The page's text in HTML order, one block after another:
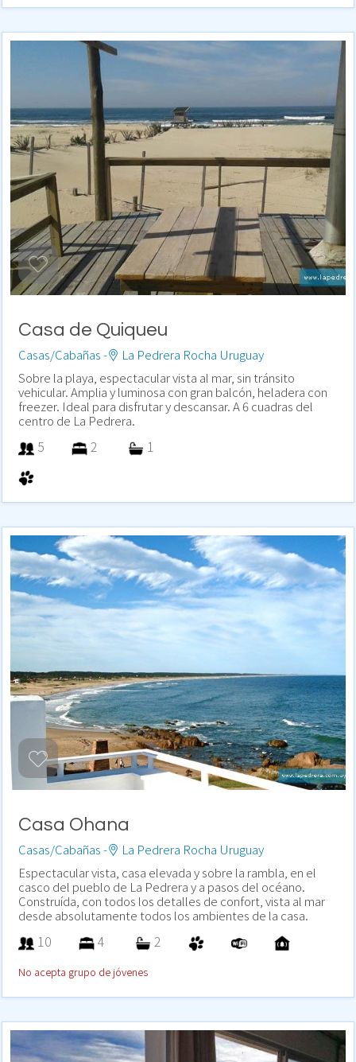
Casa de Quiqueu
Casas/Cabañas -
La Pedrera Rocha Uruguay
Sobre la playa, espectacular vista al mar, sin tránsito
vehicular. Amplia y luminosa con gran balcón, heladera con
freezer. Ideal para disfrutar y descansar. A 6 cuadras del
centro de La Pedrera.
5 2 1
Casa Ohana
Casas/Cabañas -
La Pedrera Rocha Uruguay
Espectacular vista, casa elevada y sobre la rambla, en el
casco del pueblo de La Pedrera y a pasos del océano.
Construída, con todos los detalles de confort, vista al mar
desde absolutamente todos los ambientes de la casa.
10 4 2
No acepta grupo de jóvenes